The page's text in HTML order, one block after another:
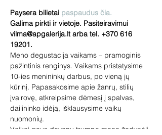
Paysera bilietai paspaudus čia.
Galima pirkti ir vietoje. Pasiteiravimui
vilma@apgalerija.lt arba tel. +370 616
19201.
Meno degustacija vaikams – pramoginis
pažintinis renginys. Vaikams pristatysime
10-ies menininkų darbus, po vieną jų
kūrinį. Papasakosime apie žanrų, stilių
įvairovę, atkreipsime dėmesį į spalvas,
dailininko idėją, išklausysime vaikų
nuomonių.
Vaikai gaus dovanų trumpą meno žodynėlį.